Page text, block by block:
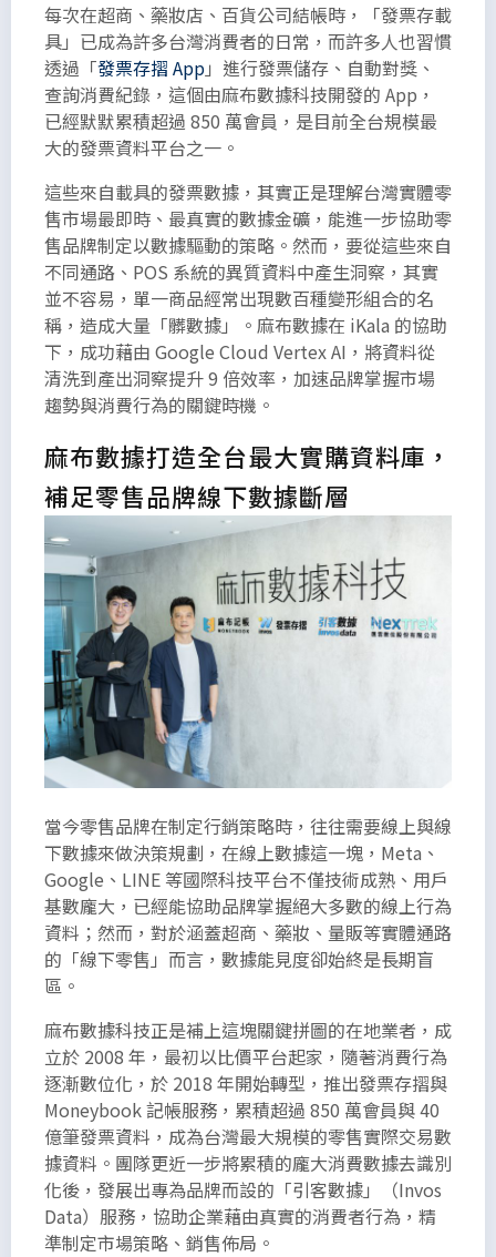
每次在超商、藥妝店、百貨公司結帳時，「發票存載
具」已成為許多台灣消費者的日常，而許多人也習慣
透過「發票存摺 App」進行發票儲存、自動對獎、
查詢消費紀錄，這個由麻布數據科技開發的 App，
已經默默累積超過 850 萬會員，是目前全台規模最
大的發票資料平台之一。
這些來自載具的發票數據，其實正是理解台灣實體零
售市場最即時、最真實的數據金礦，能進一步協助零
售品牌制定以數據驅動的策略。然而，要從這些來自
不同通路、POS 系統的異質資料中產生洞察，其實
並不容易，單一商品經常出現數百種變形組合的名
稱，造成大量「髒數據」。麻布數據在 iKala 的協助
下，成功藉由 Google Cloud Vertex AI，將資料從
清洗到產出洞察提升 9 倍效率，加速品牌掌握市場
趨勢與消費行為的關鍵時機。
麻布數據打造全台最大實購資料庫，
補足零售品牌線下數據斷層
當今零售品牌在制定行銷策略時，往往需要線上與線
下數據來做決策規劃，在線上數據這一塊，Meta、
Google、LINE 等國際科技平台不僅技術成熟、用戶
基數龐大，已經能協助品牌掌握絕大多數的線上行為
資料；然而，對於涵蓋超商、藥妝、量販等實體通路
的「線下零售」而言，數據能見度卻始終是長期盲
區。
麻布數據科技正是補上這塊關鍵拼圖的在地業者，成
立於 2008 年，最初以比價平台起家，隨著消費行為
逐漸數位化，於 2018 年開始轉型，推出發票存摺與
Moneybook 記帳服務，累積超過 850 萬會員與 40
億筆發票資料，成為台灣最大規模的零售實際交易數
據資料。團隊更近一步將累積的龐大消費數據去識別
化後，發展出專為品牌而設的「引客數據」（Invos
Data）服務，協助企業藉由真實的消費者行為，精
準制定市場策略、銷售佈局。
以下是為
了能夠滿
足段落所
需的長度
而定義的
無意義內
文，請自
行參酌編
排。